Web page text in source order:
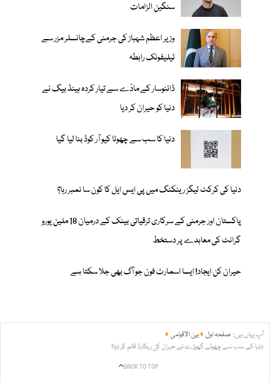
سنگین الزامات
وزیر اعظم شہباز کی جرمنی کےچانسلر مزر سے
ٹیلیفونک رابطہ
ڈائنوسار کے مادّے سے تیار کردہ ہینڈ بیگ نے
دنیا کو حیران کر دیا
دنیا کا سب سے چھوٹا کیو آر کوڈ بنا لیا گیا
دنیا کی کرکٹ لیگز رینکنگ میں پی ایس ایل کا کون سا نمبر رہا؟
پاکستان اور جرمنی کے سرکاری ترقیاتی بینک کے درمیان 18 ملین یورو
گرانٹ کی معاہدے پر دستخط
حیران کن ایجاد! ایسا اسمارٹ فون جو آگ بھی جلا سکتا ہے
آپ یہاں ہیں: صفحہ اول
بین الاقوامی
دنیا کے سب سے چھوٹے گھوڑے نے حیران کن ریکارڈ قائم کر دیا!
BACK TO TOP